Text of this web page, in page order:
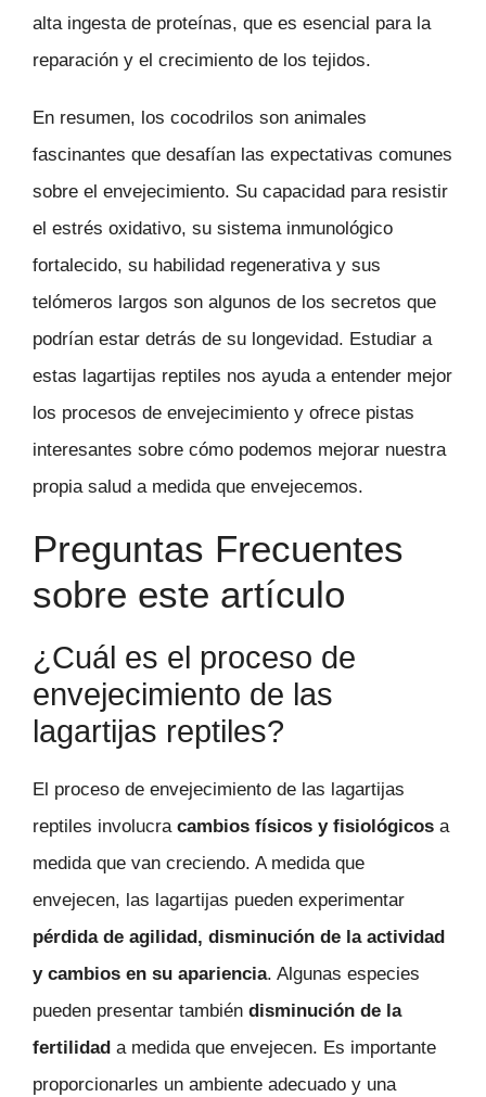
alta ingesta de proteínas, que es esencial para la
reparación y el crecimiento de los tejidos.
En resumen, los cocodrilos son animales
fascinantes que desafían las expectativas comunes
sobre el envejecimiento. Su capacidad para resistir
el estrés oxidativo, su sistema inmunológico
fortalecido, su habilidad regenerativa y sus
telómeros largos son algunos de los secretos que
podrían estar detrás de su longevidad. Estudiar a
estas lagartijas reptiles nos ayuda a entender mejor
los procesos de envejecimiento y ofrece pistas
interesantes sobre cómo podemos mejorar nuestra
propia salud a medida que envejecemos.
Preguntas Frecuentes
sobre este artículo
¿Cuál es el proceso de
envejecimiento de las
lagartijas reptiles?
El proceso de envejecimiento de las lagartijas
reptiles involucra cambios físicos y fisiológicos a
medida que van creciendo. A medida que
envejecen, las lagartijas pueden experimentar
pérdida de agilidad, disminución de la actividad
y cambios en su apariencia. Algunas especies
pueden presentar también disminución de la
fertilidad a medida que envejecen. Es importante
proporcionarles un ambiente adecuado y una